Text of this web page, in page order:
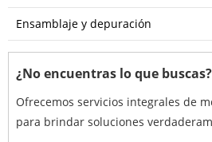
Ensamblaje y depuración
¿No encuentras lo que buscas?
Ofrecemos servicios integrales de
para brindar soluciones